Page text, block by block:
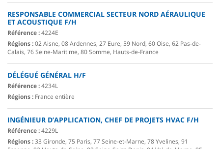
RESPONSABLE COMMERCIAL SECTEUR NORD AÉRAULIQUE
ET ACOUSTIQUE F/H
Référence :4224E
Régions :02 Aisne, 08 Ardennes, 27 Eure, 59 Nord, 60 Oise, 62 Pas-de-
Calais, 76 Seine-Maritime, 80 Somme, Hauts-de-France
DÉLÉGUÉ GÉNÉRAL H/F
Référence :4234L
Régions : France entière
INGÉNIEUR D’APPLICATION, CHEF DE PROJETS HVAC F/H
Référence :4229L
Régions :33 Gironde, 75 Paris, 77 Seine-et-Marne, 78 Yvelines, 91